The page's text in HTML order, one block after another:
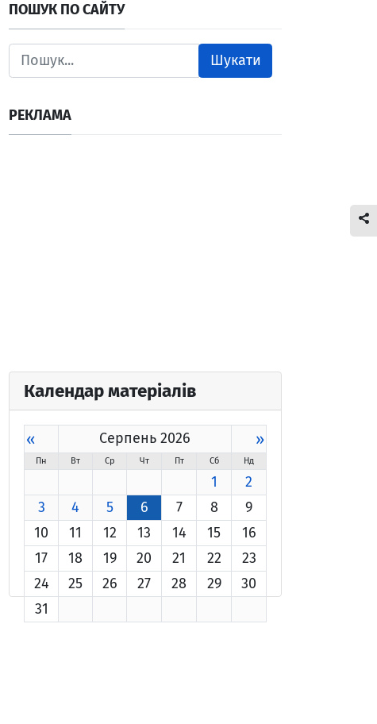
ПОШУК ПО САЙТУ
Шукати
РЕКЛАМА
Календар матеріалів
« Серпень 2026 »
Пн Вт Ср Чт Пт Сб Нд
1
2
3
4 5 6 7 8
9
10
11 12 13 14 15
16
17
18 19 20 21 22
23
24
25 26 27 28 29
30
31